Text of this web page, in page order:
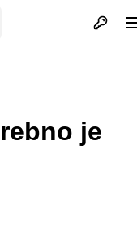
Otvori
je